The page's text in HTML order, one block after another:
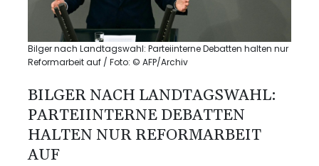
Bilger nach Landtagswahl: Parteiinterne Debatten halten nur
Reformarbeit auf / Foto: © AFP/Archiv
BILGER NACH LANDTAGSWAHL:
PARTEIINTERNE DEBATTEN
HALTEN NUR REFORMARBEIT
AUF